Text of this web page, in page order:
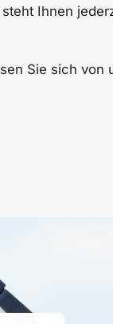
Ihnen
Sie sich von